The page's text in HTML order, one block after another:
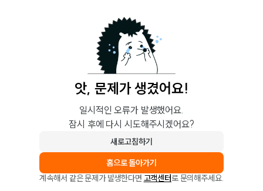
앗, 문제가 생겼어요!
일시적인 오류가 발생했어요.
잠시 후에 다시 시도해주시겠어요?
새로고침하기
홈으로 돌아가기
계속해서 같은 문제가 발생한다면 고객센터로 문의해주세요.